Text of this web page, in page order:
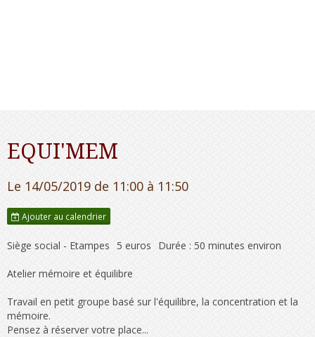
EQUI'MEM
Le 14/05/2019 de 11:00 à 11:50
Ajouter au calendrier
Siège social - Etampes 5 euros Durée : 50 minutes environ
Atelier mémoire et équilibre
Travail en petit groupe basé sur l'équilibre, la concentration et la
mémoire.
Pensez à réserver votre place...